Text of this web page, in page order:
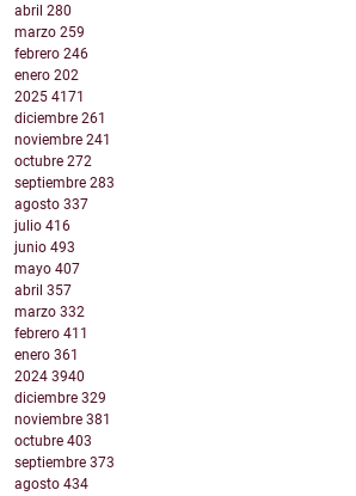
abril 280
marzo 259
febrero 246
enero 202
2025 4171
diciembre 261
noviembre 241
octubre 272
septiembre 283
agosto 337
julio 416
junio 493
mayo 407
abril 357
marzo 332
febrero 411
enero 361
2024 3940
diciembre 329
noviembre 381
octubre 403
septiembre 373
agosto 434